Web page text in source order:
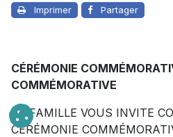
Imprimer Partager
CÉRÉMONIE
COMMÉMORATIVE
LA FAMILLE VOUS INVITE
CÉRÉMONIE